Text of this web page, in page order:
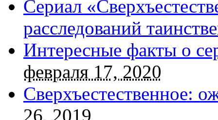
Сериал
расследований
Интересные факты о
февраля 17, 2020
Сверхъестественное:
26, 2019